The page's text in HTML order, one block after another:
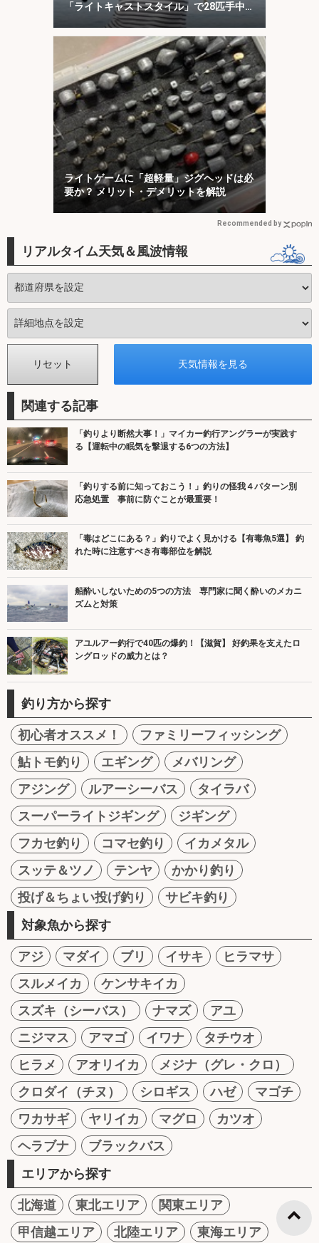
「ライトキャストスタイル」で28匹手中
ライトゲームに「超軽量」ジグヘッドは必
要か？ メリット・デメリットを解説
Recommended by
リアルタイム天気＆風波情報
関連する記事
「釣りより断然大事！」マイカー釣行アングラーが実践す
る【運転中の眠気を撃退する6つの方法】
「釣りする前に知っておこう！」釣りの怪我４パターン別
応急処置 事前に防ぐことが最重要！
「毒はどこにある？」釣りでよく見かける【有毒魚5選】 釣
れた時に注意すべき有毒部位を解説
船酔いしないための5つの方法 専門家に聞く酔いのメカニ
ズムと対策
アユルアー釣行で40匹の爆釣！【滋賀】 好釣果を支えたロ
ングロッドの威力とは？
釣り方から探す
初心者オススメ！
ファミリーフィッシング
鮎トモ釣り
エギング
メバリング
アジング
ルアーシーバス
タイラバ
スーパーライトジギング
ジギング
フカセ釣り
コマセ釣り
イカメタル
スッテ＆ツノ
テンヤ
かかり釣り
投げ＆ちょい投げ釣り
サビキ釣り
対象魚から探す
アジ マダイ ブリ イサキ
ヒラマサ
スルメイカ
ケンサキイカ
スズキ（シーバス）
ナマズ
アユ
ニジマス
アマゴ イワナ
タチウオ
ヒラメ
アオリイカ
メジナ（グレ・クロ）
クロダイ（チヌ）
シロギス ハゼ
マゴチ
ワカサギ
ヤリイカ マグロ
カツオ
ヘラブナ
ブラックバス
エリアから探す
北海道 東北エリア
関東エリア
甲信越エリア
北陸エリア 東海エリア